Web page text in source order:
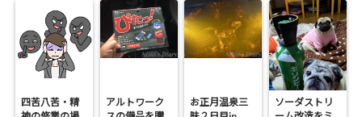
四苦八苦・精
アルトワーク
お正月温泉三
ソーダストリ